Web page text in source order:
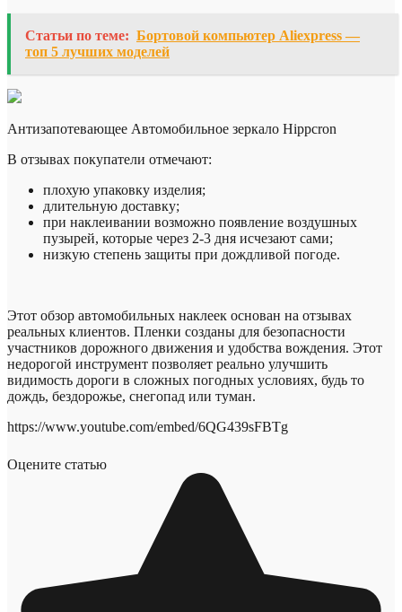
Статьи по теме: Бортовой компьютер Аliexpress —
топ 5 лучших моделей
Антизапотевающее Автомобильное зеркало Hippcron
В отзывах покупатели отмечают:
плохую упаковку изделия;
длительную доставку;
при наклеивании возможно появление воздушных
пузырей, которые через 2-3 дня исчезают сами;
низкую степень защиты при дождливой погоде.
Этот обзор автомобильных наклеек основан на отзывах
реальных клиентов. Пленки созданы для безопасности
участников дорожного движения и удобства вождения. Этот
недорогой инструмент позволяет реально улучшить
видимость дороги в сложных погодных условиях, будь то
дождь, бездорожье, снегопад или туман.
https://www.youtube.com/embed/6QG439sFBTg
Оцените статью